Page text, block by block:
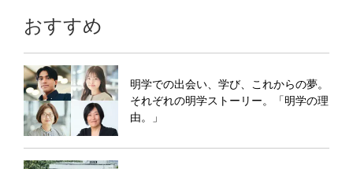
おすすめ
明学での出会い、学び、これからの夢。
それぞれの明学ストーリー。「明学の理
由。」